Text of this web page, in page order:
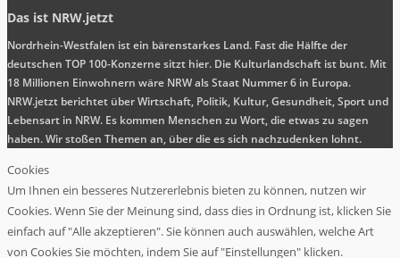
Das ist NRW.jetzt
Nordrhein-Westfalen ist ein bärenstarkes Land. Fast die Hälfte der
deutschen TOP 100-Konzerne sitzt hier. Die Kulturlandschaft ist bunt. Mit
18 Millionen Einwohnern wäre NRW als Staat Nummer 6 in Europa.
NRW.jetzt berichtet über Wirtschaft, Politik, Kultur, Gesundheit, Sport und
Lebensart in NRW. Es kommen Menschen zu Wort, die etwas zu sagen
haben. Wir stoßen Themen an, über die es sich nachzudenken lohnt.
Cookies
Um Ihnen ein besseres Nutzererlebnis bieten zu können, nutzen wir
Cookies. Wenn Sie der Meinung sind, dass dies in Ordnung ist, klicken Sie
einfach auf "Alle akzeptieren". Sie können auch auswählen, welche Art
von Cookies Sie möchten, indem Sie auf "Einstellungen" klicken.